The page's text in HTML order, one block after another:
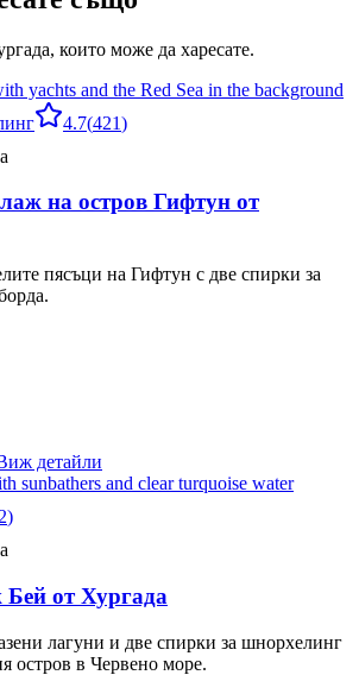
които може да харесате.
4.7(421)
на остров Гифтун от
пясъци на Гифтун с две спирки за
детайли
)
от Хургада
лагуни и две спирки за шнорхелинг
остров в Червено море.